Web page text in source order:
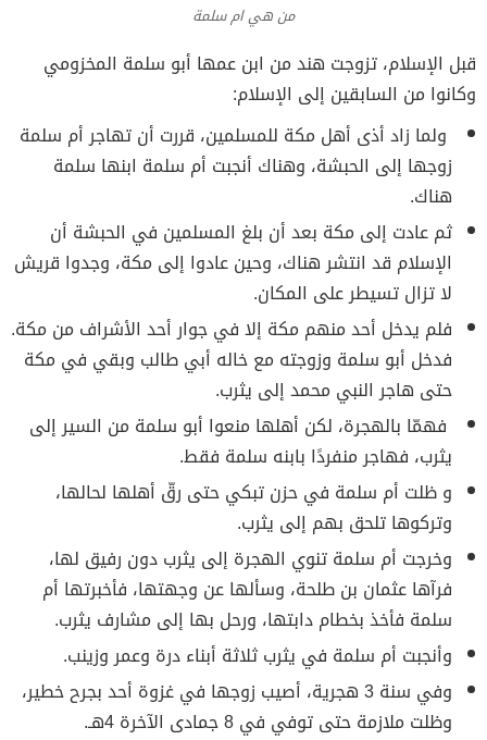
من هي ام سلمة
قبل الإسلام، تزوجت هند من ابن عمها أبو سلمة المخزومي
وكانوا من السابقين إلى الإسلام:
ولما زاد أذى أهل مكة للمسلمين، قررت أن تهاجر أم سلمة
زوجها إلى الحبشة، وهناك أنجبت أم سلمة ابنها سلمة
هناك.
ثم عادت إلى مكة بعد أن بلغ المسلمين في الحبشة أن
الإسلام قد انتشر هناك، وحين عادوا إلى مكة، وجدوا قريش
لا تزال تسيطر على المكان.
فلم يدخل أحد منهم مكة إلا في جوار أحد الأشراف من مكة.
فدخل أبو سلمة وزوجته مع خاله أبي طالب وبقي في مكة
حتى هاجر النبي محمد إلى يثرب.
فهمّا بالهجرة، لكن أهلها منعوا أبو سلمة من السير إلى
يثرب، فهاجر منفردًا بابنه سلمة فقط.
و ظلت أم سلمة في حزن تبكي حتى رقّ أهلها لحالها،
وتركوها تلحق بهم إلى يثرب.
وخرجت أم سلمة تنوي الهجرة إلى يثرب دون رفيق لها،
فرآها عثمان بن طلحة، وسألها عن وجهتها، فأخبرتها أم
سلمة فأخذ بخطام دابتها، ورحل بها إلى مشارف يثرب.
وأنجبت أم سلمة في يثرب ثلاثة أبناء درة وعمر وزينب.
وفي سنة 3 هجرية، أصيب زوجها في غزوة أحد بجرح خطير،
وظلت ملازمة حتى توفي في 8 جمادى الآخرة 4هـ.